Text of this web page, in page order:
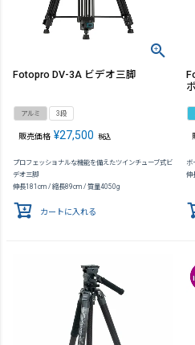
Fotopro DV-3A ビデオ三脚
アルミ 3段
販売価格 ¥27,500 税込
プロフェッショナルな機能を備えたツインチューブ式ビ
デオ三脚
伸長181cm / 縮長89cm / 質量4050g
カートに入れる
ボ
伸